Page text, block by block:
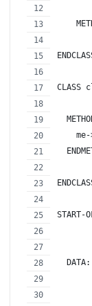
CLASS
START-